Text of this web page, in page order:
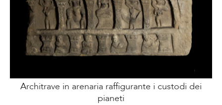
Architrave in arenaria raffigurante i custodi dei
pianeti